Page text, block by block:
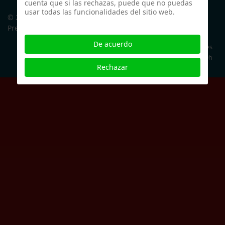
© 2026 Filarmónica de Zaragoza.
Preguntas frecuentes (FAQ)
filarmonica@filarmonicazaragoza.es
Lunes a Viernes de 16h a 20h
cuenta que si las rechazas, puede que no puedas
usar todas las funcionalidades del sitio web.
De acuerdo
Rechazar